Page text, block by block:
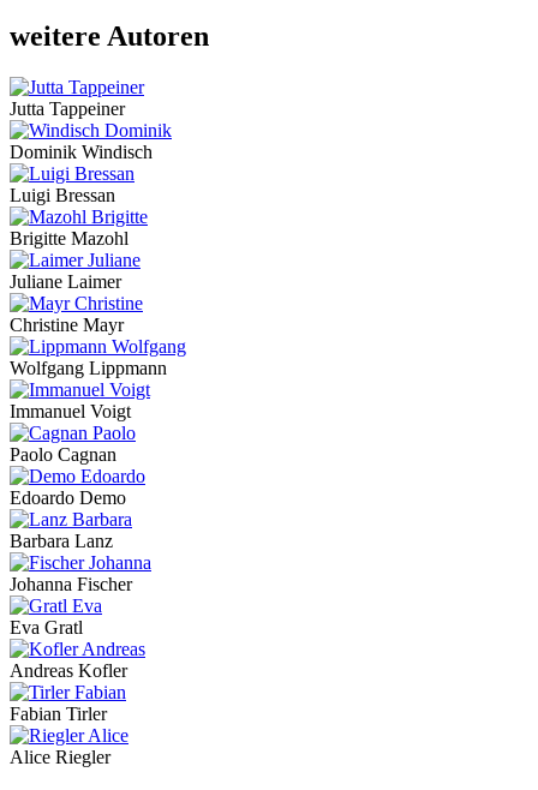
weitere Autoren
Jutta Tappeiner
Dominik Windisch
Luigi Bressan
Brigitte Mazohl
Juliane Laimer
Christine Mayr
Wolfgang Lippmann
Immanuel Voigt
Paolo Cagnan
Edoardo Demo
Barbara Lanz
Johanna Fischer
Eva Gratl
Andreas Kofler
Fabian Tirler
Alice Riegler